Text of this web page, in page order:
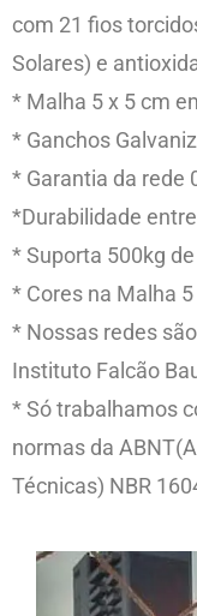
com 21 fios
Solares) e
* Malha 5 x 5 cm
* Ganchos
* Garantia da rede
*Durabilidade
* Suporta 500kg
* Cores na Malha
* Nossas redes
Instituto Falcão
* Só trabalhamos
normas da
Técnicas) NBR